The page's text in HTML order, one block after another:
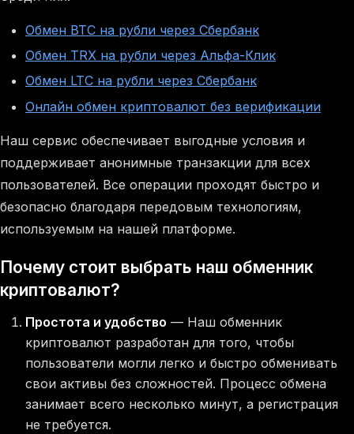
Обмен BTC на рубли через Сбербанк
Обмен TRX на рубли через Альфа-Клик
Обмен LTC на рубли через Сбербанк
Онлайн обмен криптовалют без верификации
Наш сервис обеспечивает выгодные условия и
поддерживает анонимные транзакции для всех
пользователей. Все операции проходят быстро и
безопасно благодаря передовым технологиям,
используемым на нашей платформе.
Почему стоит выбрать наш обменник
криптовалют?
Простота и удобство — Наш обменник
криптовалют разработан для того, чтобы
пользователи могли легко и быстро обменивать
свои активы без сложностей. Процесс обмена
занимает всего несколько минут, а регистрация
не требуется.